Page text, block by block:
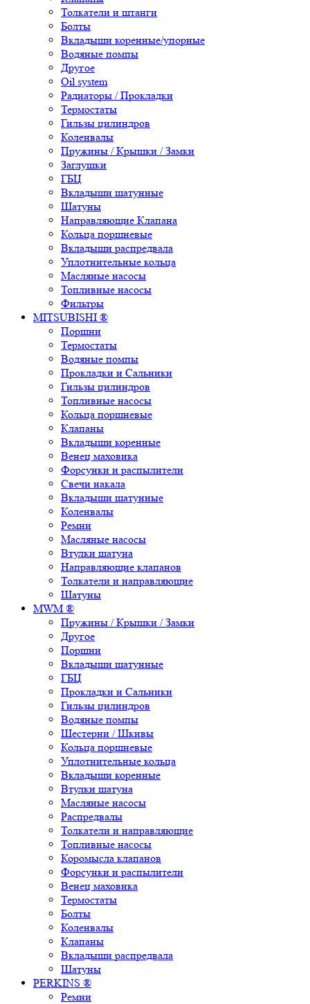
Толкатели и штанги
Болты
Вкладыши коренные/упорные
Водяные помпы
Другое
Oil system
Радиаторы / Прокладки
Термостаты
Гильзы цилиндров
Коленвалы
Пружины / Крышки / Замки
Заглушки
ГБЦ
Вкладыши шатунные
Шатуны
Направляющие Клапана
Кольца поршневые
Вкладыши распредвала
Уплотнительные кольца
Масляные насосы
Топливные насосы
Фильтры
MITSUBISHI ®
Поршни
Термостаты
Водяные помпы
Прокладки и Сальники
Гильзы цилиндров
Топливные насосы
Кольца поршневые
Клапаны
Вкладыши коренные
Венец маховика
Форсунки и распылители
Свечи накала
Вкладыши шатунные
Коленвалы
Ремни
Масляные насосы
Втулки шатуна
Направляющие клапанов
Толкатели и направляющие
Шатуны
MWM ®
Пружины / Крышки / Замки
Другое
Поршни
Вкладыши шатунные
ГБЦ
Прокладки и Сальники
Гильзы цилиндров
Водяные помпы
Шестерни / Шкивы
Кольца поршневые
Уплотнительные кольца
Вкладыши коренные
Втулки шатуна
Масляные насосы
Распредвалы
Толкатели и направляющие
Топливные насосы
Коромысла клапанов
Форсунки и распылители
Венец маховика
Термостаты
Болты
Коленвалы
Клапаны
Вкладыши распредвала
Шатуны
PERKINS ®
Ремни